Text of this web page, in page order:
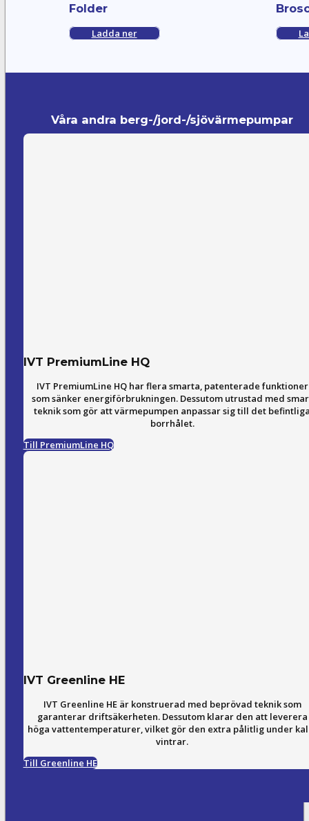
Folder
Ladda ner
Våra andra berg-/jord-/sjövärmepumpar
IVT PremiumLine HQ
IVT PremiumLine HQ har flera smarta, patenterade funktioner
som sänker energiförbrukningen. Dessutom utrustad med
teknik som gör att värmepumpen anpassar sig till det
borrhålet.
Till PremiumLine HQ
IVT Greenline HE
IVT Greenline HE är konstruerad med beprövad teknik som
garanterar driftsäkerheten. Dessutom klarar den att leverera
höga vattentemperaturer, vilket gör den extra pålitlig under
vintrar.
Till Greenline HE